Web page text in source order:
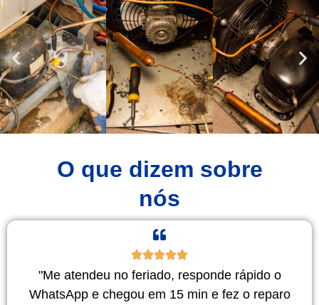
O que dizem sobre
nós
"Me atendeu no feriado, responde rápido o
WhatsApp e chegou em 15 min e fez o reparo